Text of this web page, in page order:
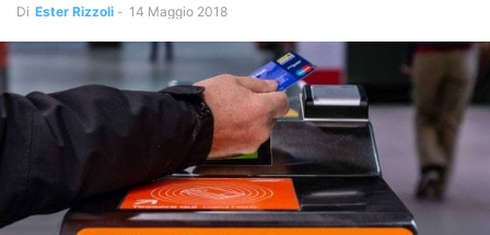
Di Ester Rizzoli - 14 Maggio 2018